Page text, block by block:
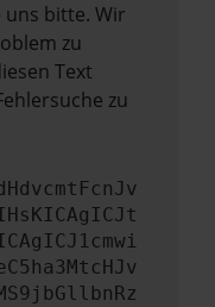
bitte. Wir
zu
Text
zu